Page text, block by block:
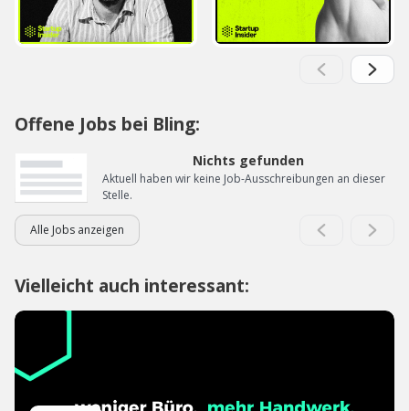
Offene Jobs bei Bling:
Nichts gefunden
Aktuell haben wir keine Job-Ausschreibungen an dieser
Stelle.
Alle Jobs anzeigen
Vielleicht auch interessant: